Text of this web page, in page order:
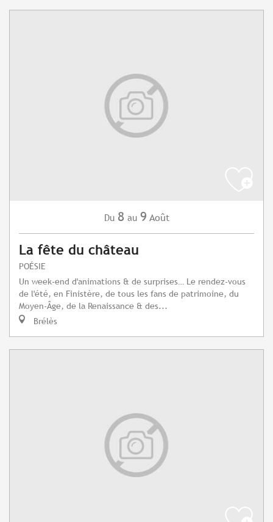
Du 8 au 9 Août
La fête du château
POÉSIE
Un week-end d'animations & de surprises… Le rendez-vous
de l'été, en Finistère, de tous les fans de patrimoine, du
Moyen-Âge, de la Renaissance & des...
Brélès